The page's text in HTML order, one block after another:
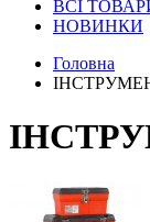
ВСІ
НОВИНКИ
Головна